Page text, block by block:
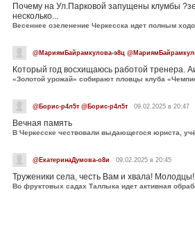
Почему на Ул.Парковой запущены клумбы
несколько...
Весеннее озеленение Черкесска идет полным
@МариямБайрамкулова-э8ц
Который год восхищаюсь работой тренера.
«Золотой урожай» собирают пловцы клуба
@Борис-р4л5т @Борис-р4л5т 09.02.2025 в 20:47
Вечная память
@ЕкатеринаДумова-о8и 09.02.2025 в 20:45
Труженики села, честь Вам и хвала! Молодцы!
Во фруктовых садах Таллыка идет активная